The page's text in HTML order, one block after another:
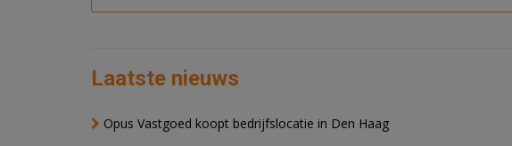
Laatste nieuws
Opus Vastgoed koopt bedrijfslocatie in Den Haag